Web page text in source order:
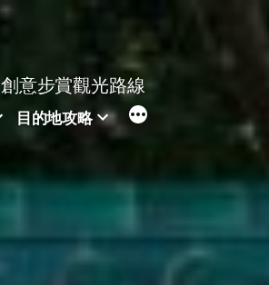
創意步賞觀光路線
目的地攻略